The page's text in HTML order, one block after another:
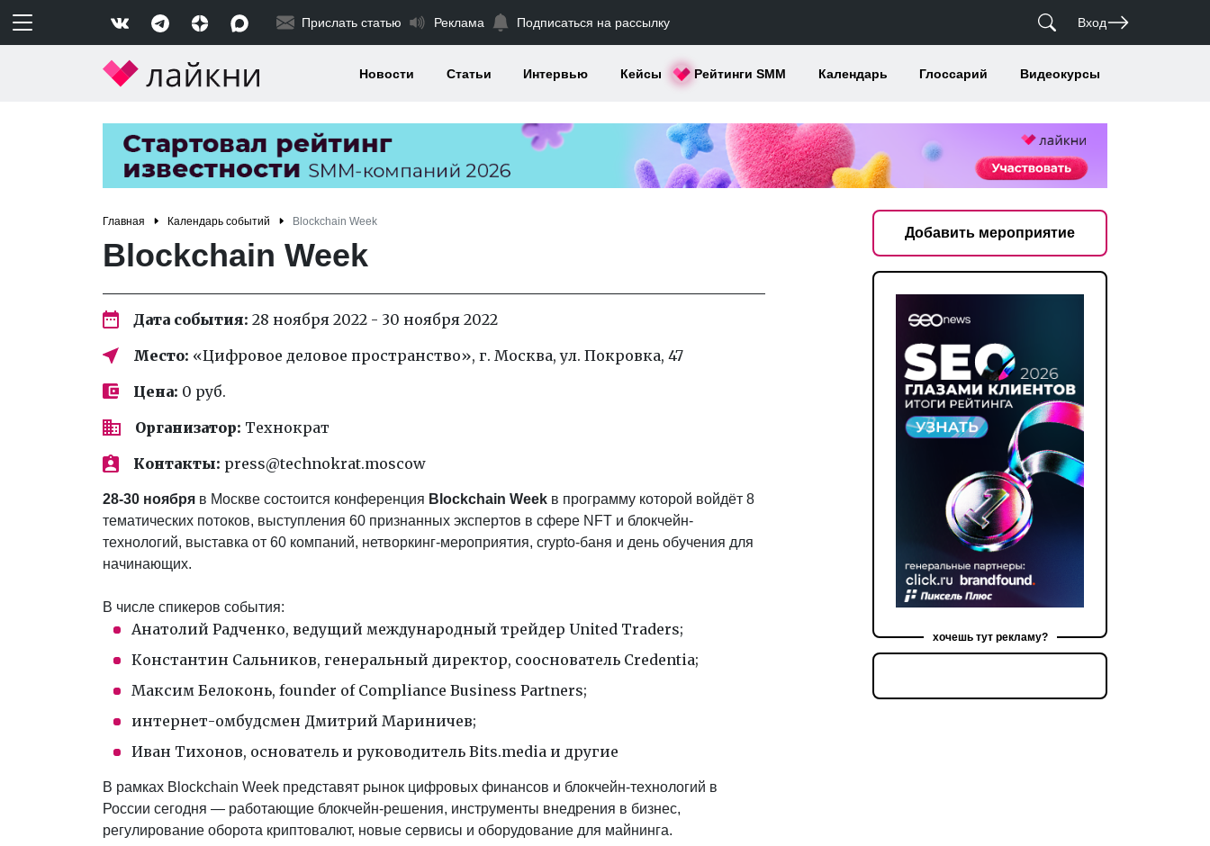
Прислать статью Реклама Подписаться на рассылку Вход
Новости Статьи Интервью Кейсы Рейтинги SMM Календарь Глоссарий Видеокурсы
Главная Календарь событий Blockchain Week
Blockchain Week
Дата события: 28 ноября 2022 - 30 ноября 2022
Место: «Цифровое деловое пространство», г. Москва, ул. Покровка, 47
Цена: 0 руб.
Организатор: Технократ
Контакты: press@technokrat.moscow
28-30 ноября в Москве состоится конференция Blockchain Week в программу которой войдёт 8
тематических потоков, выступления 60 признанных экспертов в сфере NFT и блокчейн-
технологий, выставка от 60 компаний, нетворкинг-мероприятия, crypto-баня и день обучения для
начинающих.
В числе спикеров события:
Анатолий Радченко, ведущий международный трейдер United Traders;
Константин Сальников, генеральный директор, сооснователь Credentia;
Максим Белоконь, founder of Compliance Business Partners;
интернет-омбудсмен Дмитрий Мариничев;
Иван Тихонов, основатель и руководитель Bits.media и другие
В рамках Blockchain Week представят рынок цифровых финансов и блокчейн-технологий в
России сегодня — работающие блокчейн-решения, инструменты внедрения в бизнес,
регулирование оборота криптовалют, новые сервисы и оборудование для майнинга.
Добавить мероприятие
хочешь тут рекламу?